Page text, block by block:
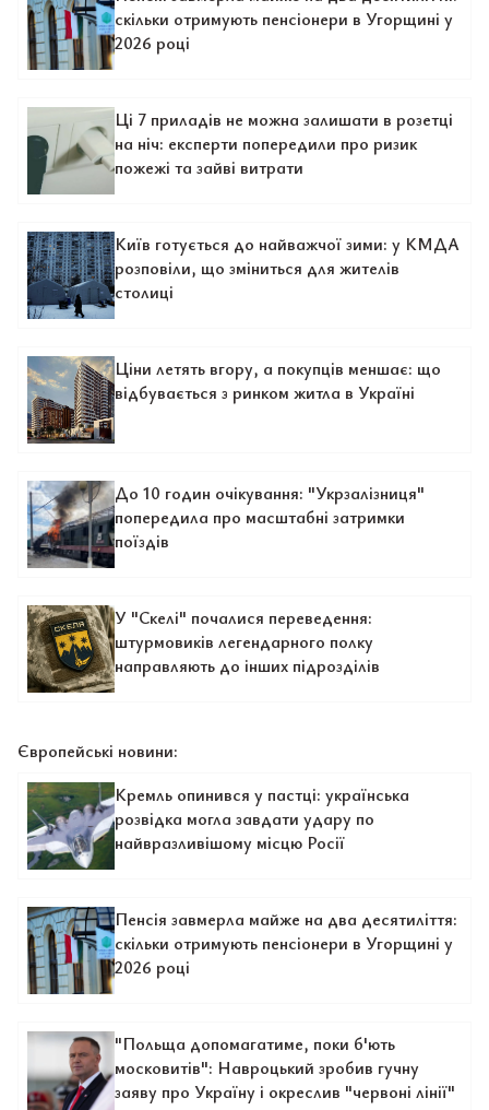
скільки отримують пенсіонери в Угорщині у
2026 році
Ці 7 приладів не можна залишати в розетці
на ніч: експерти попередили про ризик
пожежі та зайві витрати
Київ готується до найважчої зими: у КМДА
розповіли, що зміниться для жителів
столиці
Ціни летять вгору, а покупців меншає: що
відбувається з ринком житла в Україні
До 10 годин очікування: "Укрзалізниця"
попередила про масштабні затримки
поїздів
У "Скелі" почалися переведення:
штурмовиків легендарного полку
направляють до інших підрозділів
Європейські новини:
Кремль опинився у пастці: українська
розвідка могла завдати удару по
найвразливішому місцю Росії
Пенсія завмерла майже на два десятиліття:
скільки отримують пенсіонери в Угорщині у
2026 році
"Польща допомагатиме, поки б'ють
московитів": Навроцький зробив гучну
заяву про Україну і окреслив "червоні лінії"